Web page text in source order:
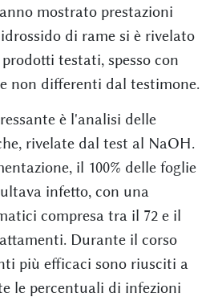
mostrato prestazioni
di rame si è rivelato
testati, spesso con
non differenti dal testimone.
è l'analisi delle
rivelate dal test al NaOH.
il 100% delle foglie
infetto, con una
compresa tra il 72 e il
Durante il corso
più efficaci sono riusciti a
le percentuali di infezioni